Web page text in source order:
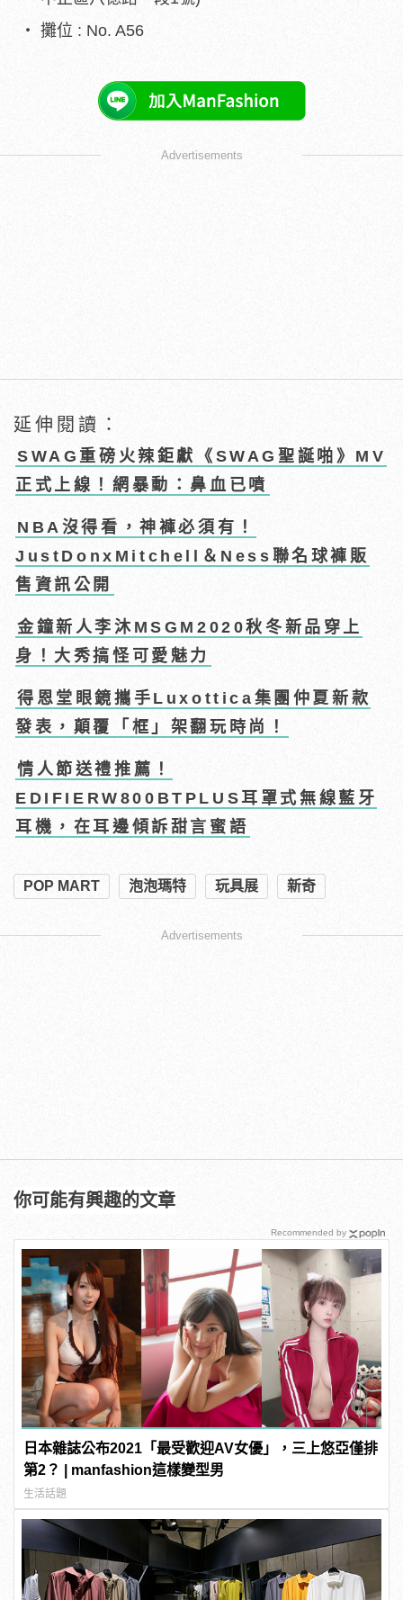
攤位 : No. A56
Advertisements
延伸閱讀：
SWAG重磅火辣鉅獻《SWAG聖誕啪》MV
正式上線！網暴動：鼻血已噴
NBA沒得看，神褲必須有！
JustDonxMitchell＆Ness聯名球褲販
售資訊公開
金鐘新人李沐MSGM2020秋冬新品穿上
身！大秀搞怪可愛魅力
得恩堂眼鏡攜手Luxottica集團仲夏新款
發表，顛覆「框」架翻玩時尚！
情人節送禮推薦！
EDIFIERW800BTPLUS耳罩式無線藍牙
耳機，在耳邊傾訴甜言蜜語
POP MART 泡泡瑪特 玩具展 新奇
Advertisements
你可能有興趣的文章
日本雜誌公布2021「最受歡迎AV女優」，三上悠亞僅排
第2？ | manfashion這樣變型男
生活話題
Recommended by